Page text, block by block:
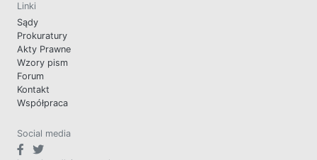
Linki
Sądy
Prokuratury
Akty Prawne
Wzory pism
Forum
Kontakt
Współpraca
Social media